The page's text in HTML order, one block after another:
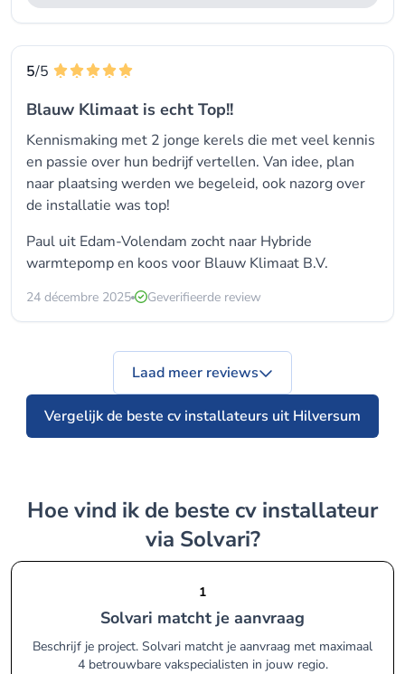
5/5
Blauw Klimaat is echt Top!!
Kennismaking met 2 jonge kerels die met veel kennis
en passie over hun bedrijf vertellen. Van idee, plan
naar plaatsing werden we begeleid, ook nazorg over
de installatie was top!
Paul uit Edam-Volendam zocht naar Hybride
warmtepomp en koos voor Blauw Klimaat B.V.
24 décembre 2025 Geverifieerde review
Vergelijk de beste cv installateurs uit Hilversum
Laad meer reviews
Hoe vind ik de beste cv installateur
via Solvari?
1
Solvari matcht je aanvraag
Beschrijf je project. Solvari matcht je aanvraag met maximaal
4 betrouwbare vakspecialisten in jouw regio.